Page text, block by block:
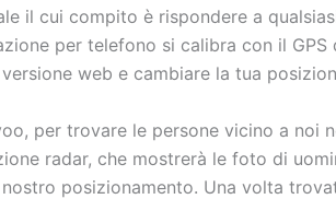
il cui compito è rispondere a
per telefono si calibra con il
web e cambiare la tua
per trovare le persone vicino a noi
radar, che mostrerà le foto di
posizionamento. Una volta